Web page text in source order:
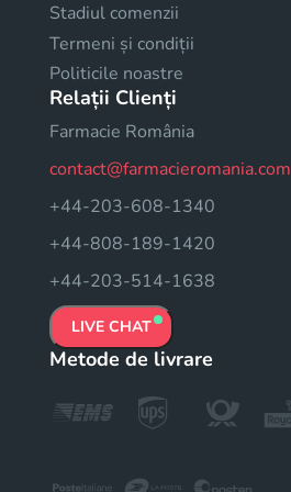
Stadiul comenzii
Termeni și condiții
Politicile noastre
Relații Clienți
Farmacie România
contact@farmacieromania.com
+44-203-608-1340
+44-808-189-1420
+44-203-514-1638
LIVE CHAT
Metode de livrare